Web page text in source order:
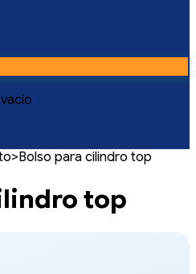
>Bolso para cilindro top
top